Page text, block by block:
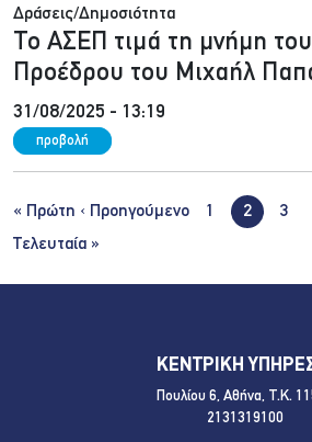
Δράσεις/Δημοσιότητα
Το ΑΣΕΠ τιμά τη μνήμη
Προέδρου του Μιχαήλ
31/08/2025 - 13:19
προβολή
Σελιδοποίηση
« Πρώτη First page
‹ ΠροηγούμενοΠροηγούμενη
1 2 3
Τελευταία »
ΚΕΝΤΡΙΚΗ
Πουλίου 6, Αθήνα, Τ.Κ.
2131319100